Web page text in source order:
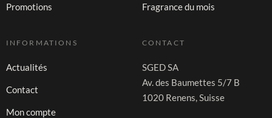
Promotions Fragrance du mois
INFORMATIONS
Actualités
Contact
Mon compte
CONTACT
SGED SA
Av. des Baumettes 5/7 B
1020 Renens, Suisse